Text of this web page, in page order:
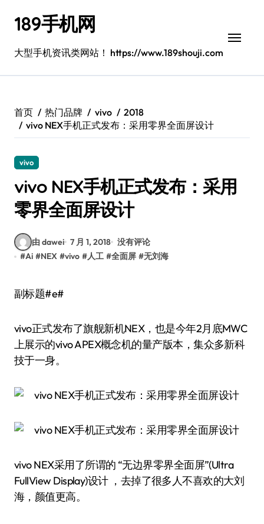
189手机网
大型手机资讯类网站！ https://www.189shouji.com
首页 热门品牌 vivo
2018
vivo NEX手机正式发布：采用零界全面屏设计
vivo
vivo NEX手机正式发布：采用
零界全面屏设计
由 dawei 7 月 1, 2018 没有评论
#Ai #NEX #vivo #人工 #全面屏 #无刘海
副标题#e#
vivo正式发布了旗舰新机NEX，也是今年2月底MWC
上展示的vivo APEX概念机的量产版本，集众多新科
技于一身。
vivo NEX采用了所谓的 “无边界零界全面屏”(Ultra
FullView Display)设计 ，去掉了很多人不喜欢的大刘
海，颜值更高。